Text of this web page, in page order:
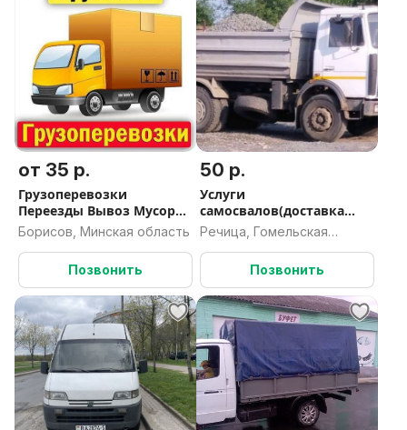
от 35 р.
Грузоперевозки
Переезды Вывоз Мусора
Грузчики Борисов
Жодино РБ
Борисов, Минская область
Позвонить
50 р.
Услуги
самосвалов(доставка
любых сыпучих грузов)
Речица, Гомельская
область
Позвонить